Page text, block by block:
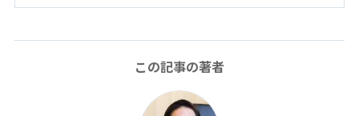
この記事の著者